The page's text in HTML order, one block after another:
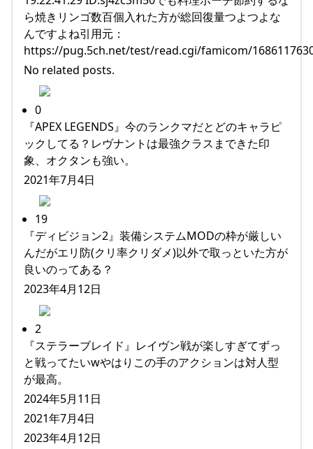
ら焼きリンゴ数百個入れた方が総回復量つよつよな
んですよね引用元：
https://pug.5ch.net/test/read.cgi/famicom/
No related posts.
0
『APEX LEGENDS』今のランクマだとどのキャラピ
ックしてる？レヴナントは最強クラスまできた印
象、オクタンも強い。
2021年7月4日
19
『ディビジョン2』装備システムMODの枠が厳しい
んだがエリ防(クリ率クリダメ)以外で取っといた方が
良いのってある？
2023年4月12日
2
『ステラーブレイド』レイヴン戦が楽しすぎてずっ
と戦ってたいwやはりこの手のアクションは対人型
が最高。
2024年5月11日
2021年7月4日
2023年4月12日